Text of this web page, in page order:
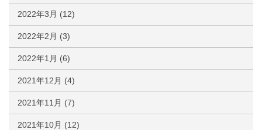
2022年3月 (12)
2022年2月 (3)
2022年1月 (6)
2021年12月 (4)
2021年11月 (7)
2021年10月 (12)